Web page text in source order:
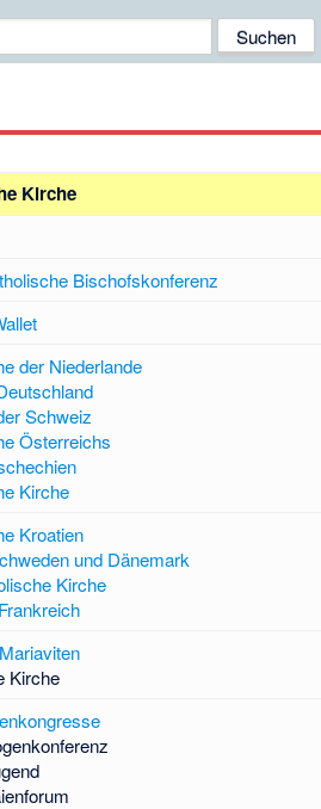
Kirche
Bischofskonferenz
der Niederlande
Schweiz
Österreichs
Kirche
Kroatien
und Dänemark
Kirche
Kirche